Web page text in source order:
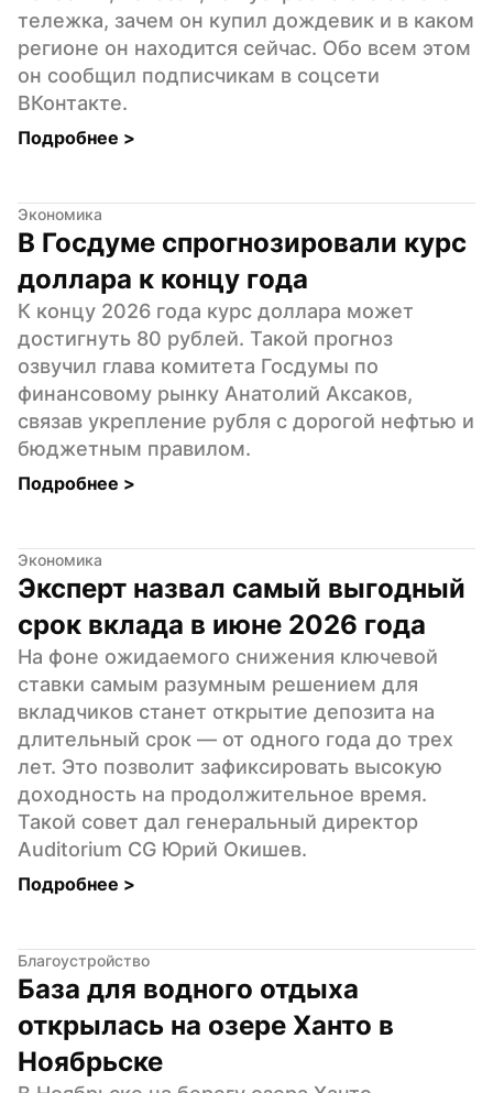
тележка, зачем он купил дождевик и в каком
регионе он находится сейчас. Обо всем этом
он сообщил подписчикам в соцсети
ВКонтакте.
Подробнее >
Экономика
В Госдуме спрогнозировали курс
доллара к концу года
К концу 2026 года курс доллара может
достигнуть 80 рублей. Такой прогноз
озвучил глава комитета Госдумы по
финансовому рынку Анатолий Аксаков,
связав укрепление рубля с дорогой нефтью и
бюджетным правилом.
Подробнее >
Экономика
Эксперт назвал самый выгодный
срок вклада в июне 2026 года
На фоне ожидаемого снижения ключевой
ставки самым разумным решением для
вкладчиков станет открытие депозита на
длительный срок — от одного года до трех
лет. Это позволит зафиксировать высокую
доходность на продолжительное время.
Такой совет дал генеральный директор
Auditorium CG Юрий Окишев.
Подробнее >
Благоустройство
База для водного отдыха
открылась на озере Ханто в
Ноябрьске